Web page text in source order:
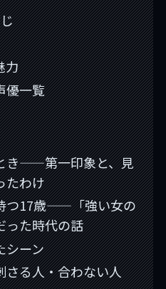
力
優一覧
き——第一印象と、見
たわけ
つ17歳——「強い女の
った時代の話
シーン
さる人・合わない人